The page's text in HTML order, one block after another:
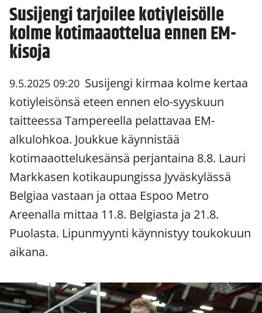
Susijengi tarjoilee kotiyleisölle
kolme kotimaaottelua ennen EM-
kisoja
9.5.2025 09:20 Susijengi kirmaa kolme kertaa
kotiyleisönsä eteen ennen elo-syyskuun
taitteessa Tampereella pelattavaa EM-
alkulohkoa. Joukkue käynnistää
kotimaaottelukesänsä perjantaina 8.8. Lauri
Markkasen kotikaupungissa Jyväskylässä
Belgiaa vastaan ja ottaa Espoo Metro
Areenalla mittaa 11.8. Belgiasta ja 21.8.
Puolasta. Lipunmyynti käynnistyy toukokuun
aikana.